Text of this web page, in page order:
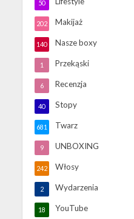
50
Makijaż
202
Nasze boxy
140
Przekąski
1
Recenzja
6
Stopy
40
Twarz
681
UNBOXING
9
Włosy
242
Wydarzenia
2
YouTube
18